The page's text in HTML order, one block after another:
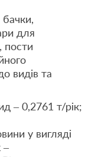
для
пости
видів та
– 0,2761 т/рік;
у вигляді
–